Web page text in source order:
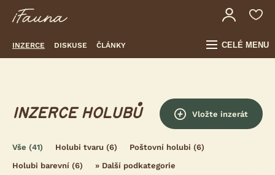
INZERCE DISKUSE ČLÁNKY CELÉ MENU
INZERCE HOLUBŮ Vložte inzerát
Vše (41) Holubi tvaru (6) Poštovní holubi (6)
Holubi barevní (6) » Další podkategorie